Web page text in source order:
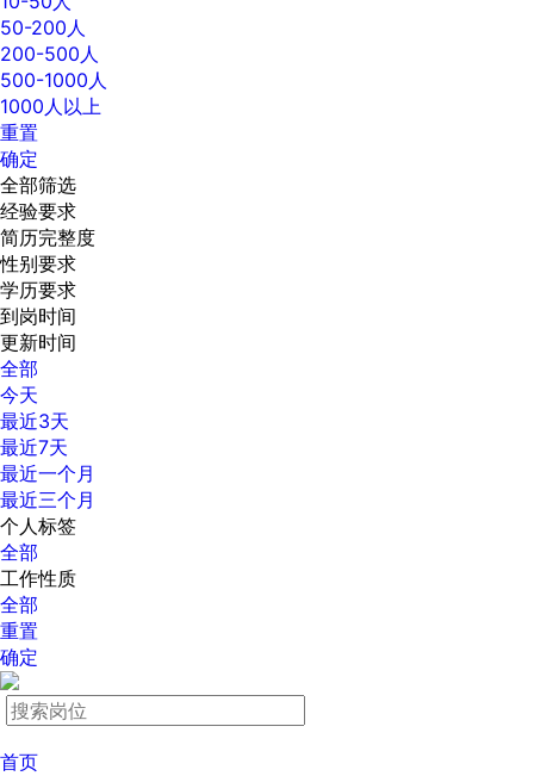
50-200人
200-500人
500-1000人
1000人以上
重置
确定
全部筛选
经验要求
简历完整度
性别要求
学历要求
到岗时间
更新时间
全部
今天
最近3天
最近7天
最近一个月
最近三个月
个人标签
全部
工作性质
全部
重置
确定
首页